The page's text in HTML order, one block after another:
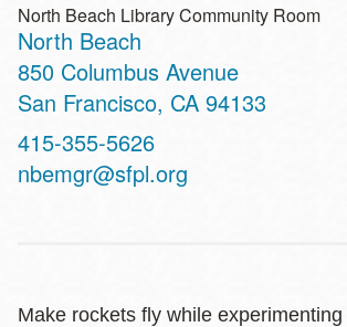
North Beach Library Community Room
North Beach
Address
850 Columbus Avenue
San Francisco, CA 94133
Contact
Telephone
415-355-5626
nbemgr@sfpl.org
Make rockets fly while